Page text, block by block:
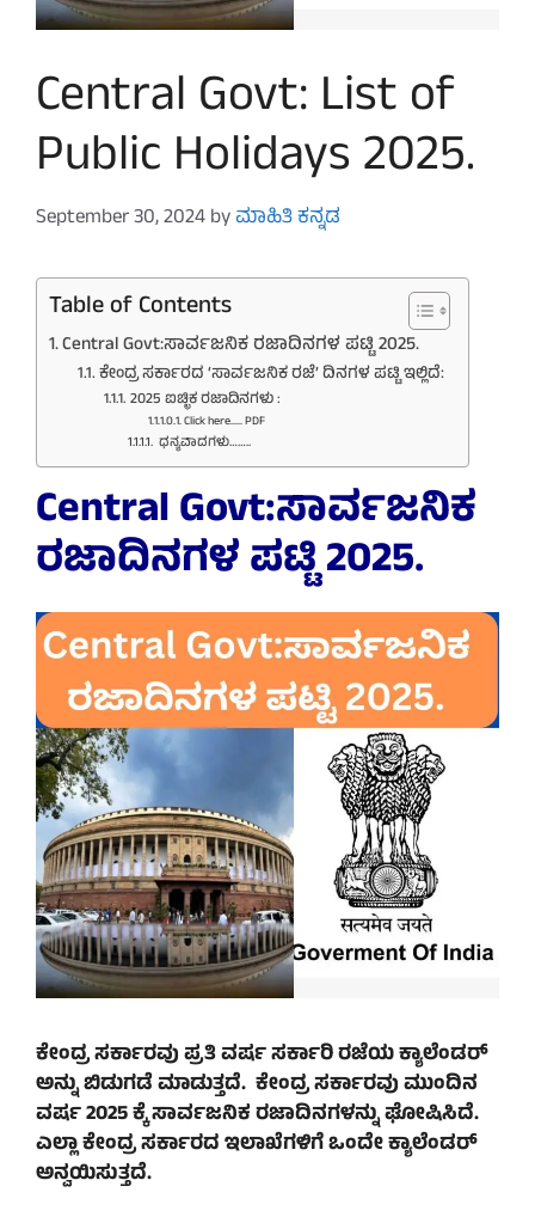
Central Govt: List of
Public Holidays 2025.
September 30, 2024byಮಾಹಿತಿ ಕನ್ನಡ
Table of Contents
Central Govt:ಸಾರ್ವಜನಿಕ ರಜಾದಿನಗಳ ಪಟ್ಟಿ 2025.
ಕೇಂದ್ರ ಸರ್ಕಾರದ ‘ಸಾರ್ವಜನಿಕ ರಜೆ’ ದಿನಗಳ ಪಟ್ಟಿ ಇಲ್ಲಿದೆ:
2025 ಐಚ್ಛಿಕ ರಜಾದಿನಗಳು :
Click here….. PDF
ಧನ್ಯವಾದಗಳು……..
Central Govt:ಸಾರ್ವಜನಿಕ
ರಜಾದಿನಗಳ ಪಟ್ಟಿ 2025.
ಕೇಂದ್ರ ಸರ್ಕಾರವು ಪ್ರತಿ ವರ್ಷ ಸರ್ಕಾರಿ ರಜೆಯ ಕ್ಯಾಲೆಂಡರ್
ಅನ್ನು ಬಿಡುಗಡೆ ಮಾಡುತ್ತದೆ. ಕೇಂದ್ರ ಸರ್ಕಾರವು ಮುಂದಿನ
ವರ್ಷ 2025 ಕ್ಕೆ ಸಾರ್ವಜನಿಕ ರಜಾದಿನಗಳನ್ನು ಘೋಷಿಸಿದೆ.
ಎಲ್ಲಾ ಕೇಂದ್ರ ಸರ್ಕಾರದ ಇಲಾಖೆಗಳಿಗೆ ಒಂದೇ ಕ್ಯಾಲೆಂಡರ್
ಅನ್ವಯಿಸುತ್ತದೆ.